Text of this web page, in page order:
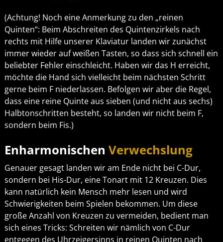
(Achtung! Noch eine Anmerkung zu den „reinen
Quinten“: Beim Abschreiten des Quintenzirkels nach
rechts mit Hilfe unserer Klaviatur landen wir zunächst
immer wieder auf weißen Tasten, so dass sich schnell ein
beliebter Fehler einschleicht. Haben wir das H erreicht,
möchte die Hand sich vielleicht beim nächsten Schritt
gerne beim F niederlassen. Befolgen wir aber die Regel,
dass eine reine Quinte aus sieben (und nicht aus sechs)
Halbtonschritten besteht, so landen wir nicht beim F,
sondern beim Fis.)
Enharmonischen Verwechslung
Genauer gesagt landen wir am Ende nicht bei C-Dur,
sondern bei His-Dur, eine Tonart mit 12 Kreuzen. Dies
kann natürlich kein Mensch mehr lesen und wird
Schwierigkeiten beim Spielen bekommen. Um diese
große Anzahl von Kreuzen zu vermeiden, bedient man
sich eines Tricks: Schreiten wir nämlich von C-Dur
entgegen des Uhrzeigersinns in reinen Quinten nach